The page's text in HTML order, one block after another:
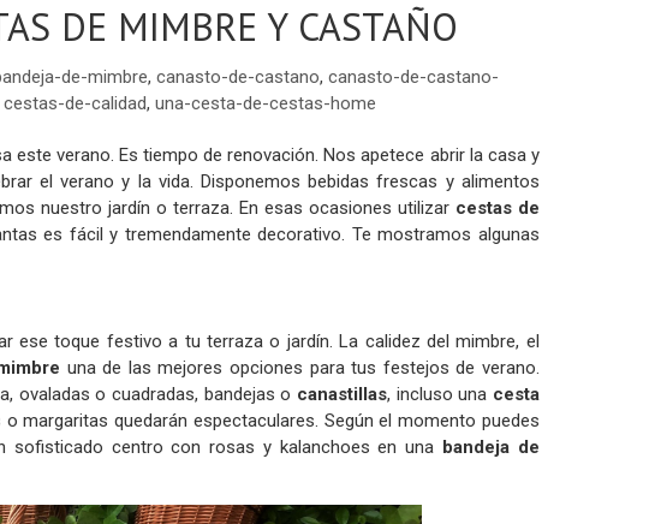
DE MIMBRE Y CASTAÑO
de-mimbre, canasto-de-castano, canasto-de-castano-
cestas-de-calidad, una-cesta-de-cestas-home
este verano. Es tiempo de renovación. Nos apetece abrir la casa y
el verano y la vida. Disponemos bebidas frescas y alimentos
nuestro jardín o terraza. En esas ocasiones utilizar cestas de
es fácil y tremendamente decorativo. Te mostramos algunas
ese toque festivo a tu terraza o jardín. La calidez del mimbre, el
una de las mejores opciones para tus festejos de verano.
ovaladas o cuadradas, bandejas o canastillas, incluso una cesta
margaritas quedarán espectaculares. Según el momento puedes
centro con rosas y kalanchoes en una bandeja de